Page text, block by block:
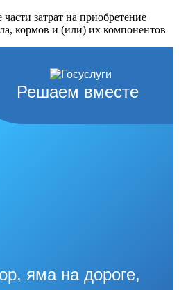
затрат на приобретение
кормов и (или) их компонентов
Решаем вместе
яма на дороге,